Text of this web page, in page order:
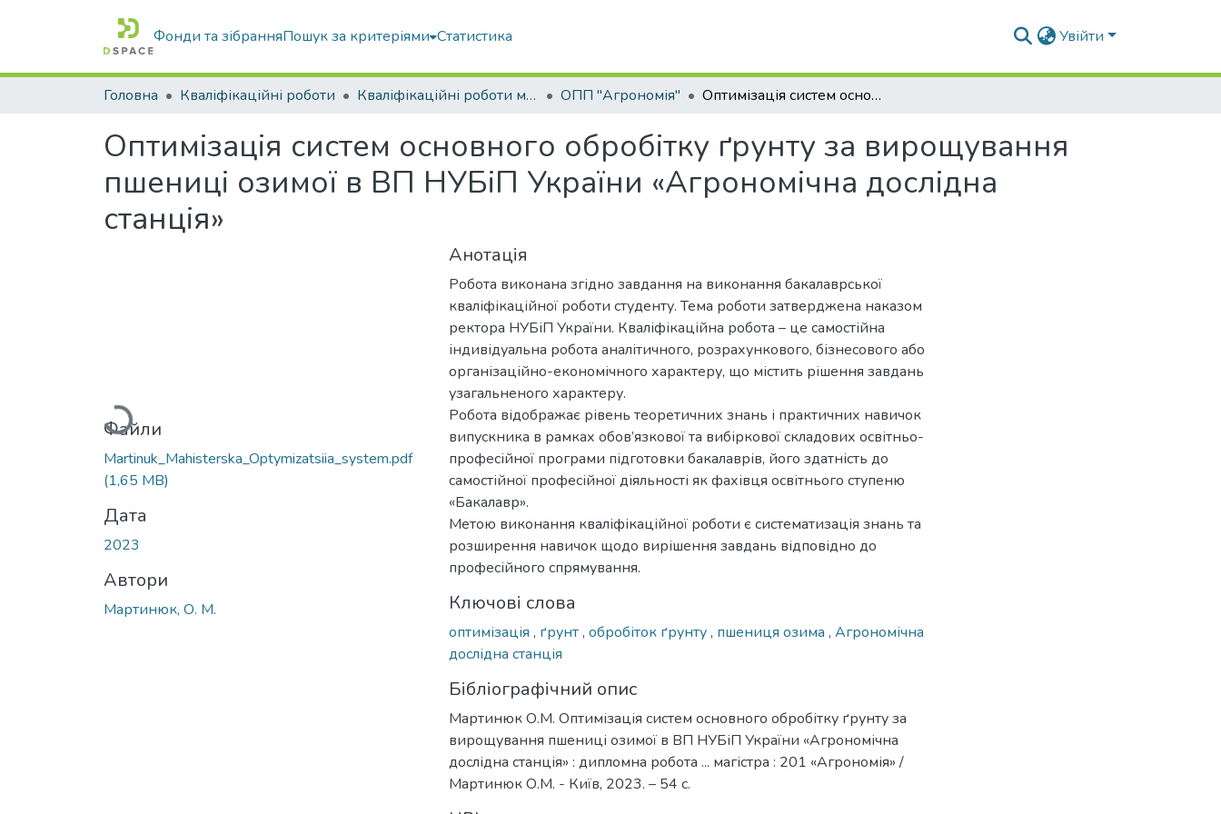
Фонди та зібранняПошук за критеріями Статистика Увійти
Головна Кваліфікаційні роботи Кваліфікаційні роботи магістрів ОПП "Агрономія" Оптимізація систем основного обробітку ґрунту за вирощування пшениці озимої в ВП НУБіП України «Агрономічна дослідна станція»
Оптимізація систем основного обробітку ґрунту за вирощування
пшениці озимої в ВП НУБіП України «Агрономічна дослідна
станція»
Вантажиться...
Файли
Martinuk_Mahisterska_Optymizatsiia_system.pdf
(1,65 MB)
Дата
2023
Автори
Мартинюк, О. М.
Анотація
Робота виконана згідно завдання на виконання бакалаврської
кваліфікаційної роботи студенту. Тема роботи затверджена наказом
ректора НУБіП України. Кваліфікаційна робота – це самостійна
індивідуальна робота аналітичного, розрахункового, бізнесового або
організаційно-економічного характеру, що містить рішення завдань
узагальненого характеру.
Робота відображає рівень теоретичних знань і практичних навичок
випускника в рамках обов’язкової та вибіркової складових освітньо-
професійної програми підготовки бакалаврів, його здатність до
самостійної професійної діяльності як фахівця освітнього ступеню
«Бакалавр».
Метою виконання кваліфікаційної роботи є систематизація знань та
розширення навичок щодо вирішення завдань відповідно до
професійного спрямування.
Ключові слова
оптимізація , ґрунт, обробіток ґрунту, пшениця озима , Агрономічна
дослідна станція
Бібліографічний опис
Мартинюк О.М. Оптимізація систем основного обробітку ґрунту за
вирощування пшениці озимої в ВП НУБіП України «Агрономічна
дослідна станція» : дипломна робота ... магістра : 201 «Агрономія» /
Мартинюк О.М. - Київ, 2023. – 54 с.